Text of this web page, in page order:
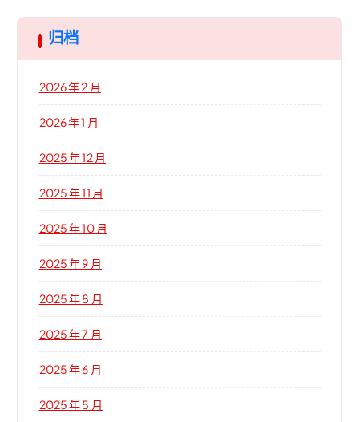
归档
2026 年 2 月
2026 年 1 月
2025 年 12 月
2025 年 11 月
2025 年 10 月
2025 年 9 月
2025 年 8 月
2025 年 7 月
2025 年 6 月
2025 年 5 月